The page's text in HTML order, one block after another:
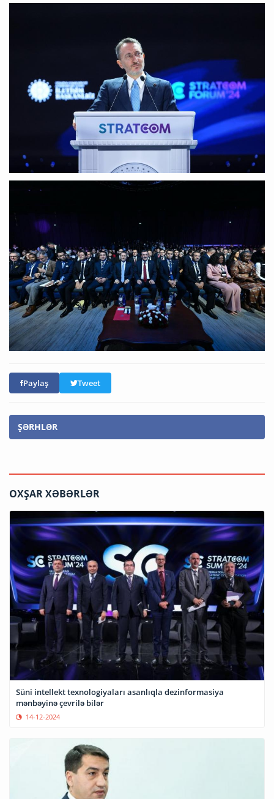
Paylaş Tweet
ŞƏRHLƏR
OXŞAR XƏBƏRLƏR
Süni intellekt texnologiyaları asanlıqla dezinformasiya
mənbəyinə çevrilə bilər
14-12-2024